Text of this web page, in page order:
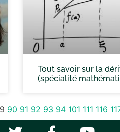
Tout savoir sur la
(spécialité
90 91 92 93 94 101 111 116